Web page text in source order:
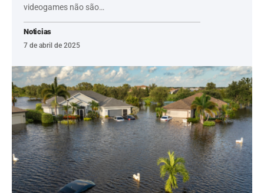
videogames não são…
Noticias
7 de abril de 2025